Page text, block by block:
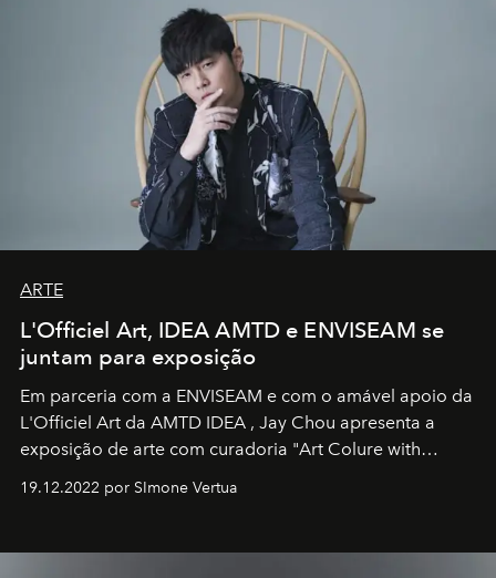
ARTE
L'Officiel Art, IDEA AMTD e ENVISEAM se
juntam para exposição
Em parceria com a ENVISEAM e com o amável apoio da
L'Officiel Art da AMTD IDEA , Jay Chou apresenta a
exposição de arte com curadoria "Art Colure with
19.12.2022 por SImone Vertua